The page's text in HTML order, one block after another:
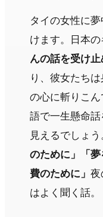
タイの女性に
けます。日本
んの話を受け止
り、彼女たち
の心に斬りこ
語で一生懸命話
見えるでしょ
のために」「
費のために」夜
はよく聞く話。